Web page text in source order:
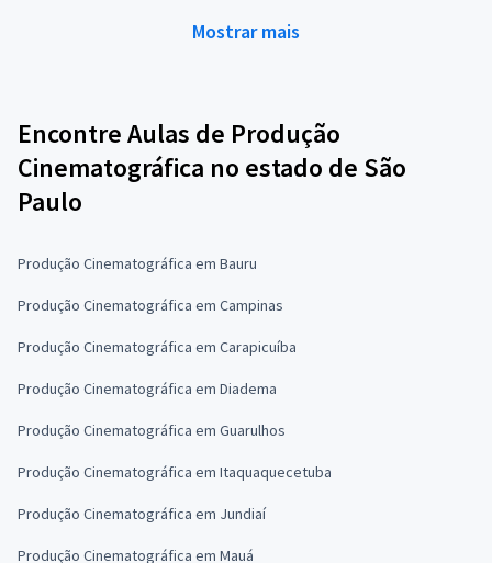
Mostrar mais
Encontre Aulas de Produção
Cinematográfica no estado de São
Paulo
Produção Cinematográfica em Bauru
Produção Cinematográfica em Campinas
Produção Cinematográfica em Carapicuíba
Produção Cinematográfica em Diadema
Produção Cinematográfica em Guarulhos
Produção Cinematográfica em Itaquaquecetuba
Produção Cinematográfica em Jundiaí
Produção Cinematográfica em Mauá